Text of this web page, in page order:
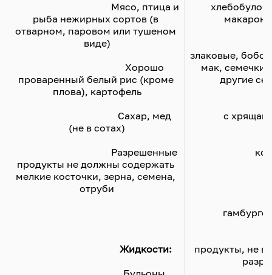
рыба нежирных сортов (в
отварном, паровом или тушеном
виде)
проваренный белый рис (кроме
плова), картофель
(не в сотах)
продукты не должны содержать
мелкие косточки, зерна, семена,
отруби
Жидкости:
злаковые,
мак, семечки,
другие
с
продукты, не